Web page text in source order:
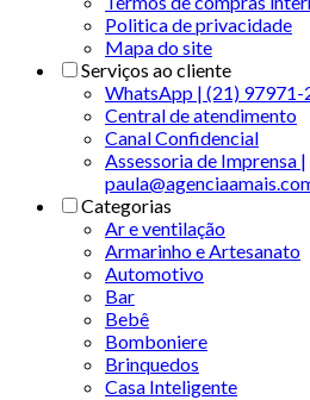
Politica de privacidade
Mapa do site
Serviços ao cliente
WhatsApp | (21) 97971-
Central de atendimento
Canal Confidencial
Assessoria de Imprensa |
Categorias
Ar e ventilação
Armarinho e Artesanato
Automotivo
Bar
Bebê
Bomboniere
Brinquedos
Casa Inteligente